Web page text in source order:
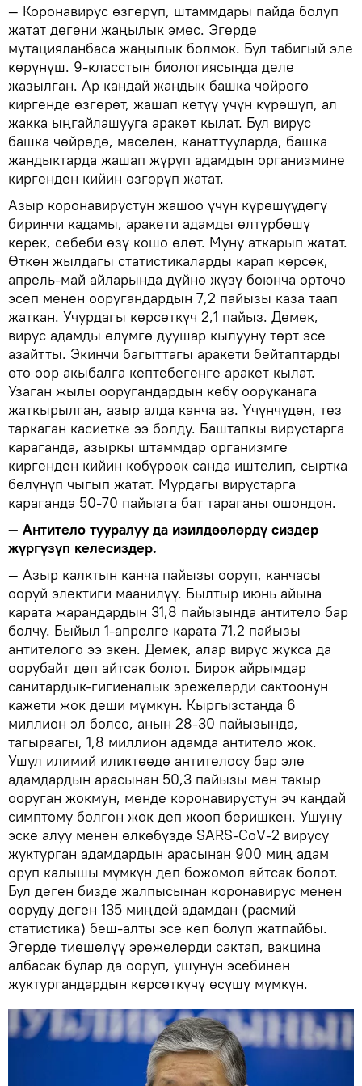
— Коронавирус өзгөрүп, штаммдары пайда болуп
жатат дегени жаңылык эмес. Эгерде
мутацияланбаса жаңылык болмок. Бул табигый эле
көрүнүш. 9-класстын биологиясында деле
жазылган. Ар кандай жандык башка чөйрөгө
киргенде өзгөрөт, жашап кетүү үчүн күрөшүп, ал
жакка ыңгайлашууга аракет кылат. Бул вирус
башка чөйрөдө, маселен, канаттууларда, башка
жандыктарда жашап жүрүп адамдын организмине
киргенден кийин өзгөрүп жатат.
Азыр коронавирустун жашоо үчүн күрөшүүдөгү
биринчи кадамы, аракети адамды өлтүрбөшү
керек, себеби өзү кошо өлөт. Муну аткарып жатат.
Өткөн жылдагы статистикаларды карап көрсөк,
апрель-май айларында дүйнө жүзү боюнча орточо
эсеп менен ооругандардын 7,2 пайызы каза таап
жаткан. Учурдагы көрсөткүч 2,1 пайыз. Демек,
вирус адамды өлүмгө дуушар кылууну төрт эсе
азайтты. Экинчи багыттагы аракети бейтаптарды
өтө оор акыбалга кептебегенге аракет кылат.
Узаган жылы ооругандардын көбү ооруканага
жаткырылган, азыр алда канча аз. Үчүнчүдөн, тез
таркаган касиетке ээ болду. Баштапкы вирустарга
караганда, азыркы штаммдар организмге
киргенден кийин көбүрөөк санда иштелип, сыртка
бөлүнүп чыгып жатат. Мурдагы вирустарга
караганда 50-70 пайызга бат тараганы ошондон.
— Антитело тууралуу да изилдөөлөрдү сиздер
жүргүзүп келесиздер.
— Азыр калктын канча пайызы ооруп, канчасы
ооруй электиги маанилүү. Былтыр июнь айына
карата жарандардын 31,8 пайызында антитело бар
болчу. Быйыл 1-апрелге карата 71,2 пайызы
антителого ээ экен. Демек, алар вирус жукса да
оорубайт деп айтсак болот. Бирок айрымдар
санитардык-гигиеналык эрежелерди сактоонун
кажети жок деши мүмкүн. Кыргызстанда 6
миллион эл болсо, анын 28-30 пайызында,
тагыраагы, 1,8 миллион адамда антитело жок.
Ушул илимий иликтөөдө антителосу бар эле
адамдардын арасынан 50,3 пайызы мен такыр
ооруган жокмун, менде коронавирустун эч кандай
симптому болгон жок деп жооп беришкен. Ушуну
эске алуу менен өлкөбүздө SARS-CoV-2 вирусу
жуктурган адамдардын арасынан 900 миң адам
оруп калышы мүмкүн деп божомол айтсак болот.
Бул деген бизде жалпысынан коронавирус менен
ооруду деген 135 миңдей адамдан (расмий
статистика) беш-алты эсе көп болуп жатпайбы.
Эгерде тиешелүү эрежелерди сактап, вакцина
албасак булар да ооруп, ушунун эсебинен
жуктургандардын көрсөткүчү өсүшү мүмкүн.